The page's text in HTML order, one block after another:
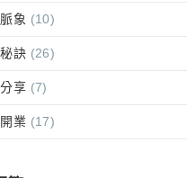
象 (10)
訣 (26)
享 (7)
業 (17)